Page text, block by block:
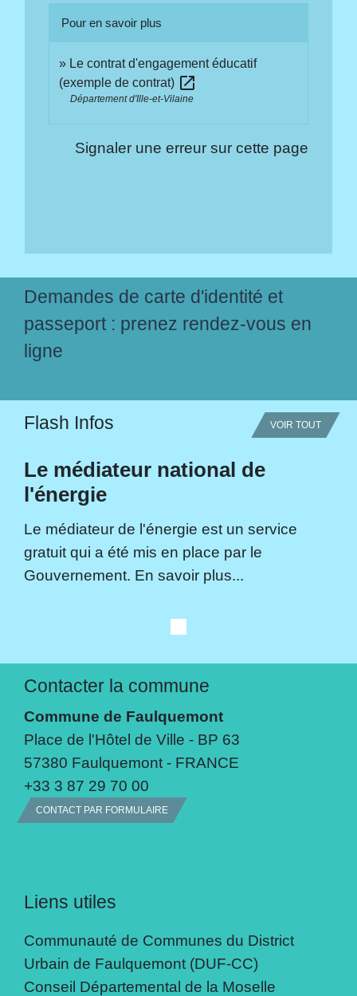
Pour en savoir plus
Le contrat d'engagement éducatif
(exemple de contrat) open_in_new
Département d'Ille-et-Vilaine
Signaler une erreur sur cette page
Demandes de carte d'identité et
passeport : prenez rendez-vous en
ligne
Flash Infos VOIR TOUT
Le médiateur national de
l'énergie
Le médiateur de l'énergie est un service
gratuit qui a été mis en place par le
Gouvernement. En savoir plus...
Contacter la commune
Commune de Faulquemont
Place de l'Hôtel de Ville - BP 63
57380 Faulquemont - FRANCE
+33 3 87 29 70 00
CONTACT PAR FORMULAIRE
Liens utiles
Communauté de Communes du District
Urbain de Faulquemont (DUF-CC)
Conseil Départemental de la Moselle